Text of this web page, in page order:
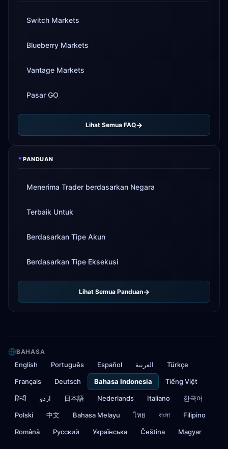
Switch Markets
Blueberry Markets
Vantage Markets
Pasar GO
Lihat Semua FAQ
*PANDUAN
Menerima Trader berdasarkan Negara
Terbaik Untuk
Berdasarkan Tipe Akun
Berdasarkan Tipe Eksekusi
Lihat Semua Panduan
BAHASA
English Português Español العربية Türkçe
Français Deutsch Bahasa Indonesia Tiếng Việt
हिन्दी اردو 日本語 Nederlands Italiano 한국어
Polski 中文 Bahasa Melayu ไทย বাংলা Filipino
Română Русский Українська Čeština Magyar